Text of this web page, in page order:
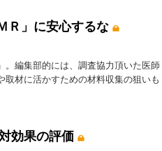
Ｒ」に安心するな
。編集部的には、調査協力頂いた医師
材に活かすための材料収集の狙いも
効果の評価